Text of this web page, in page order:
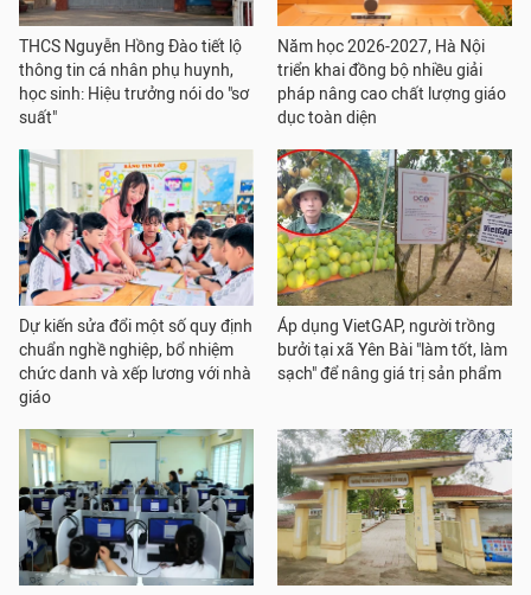
THCS Nguyễn Hồng Đào tiết lộ
thông tin cá nhân phụ huynh,
học sinh: Hiệu trưởng nói do "sơ
suất"
Năm học 2026-2027, Hà Nội
triển khai đồng bộ nhiều giải
pháp nâng cao chất lượng giáo
dục toàn diện
Dự kiến sửa đổi một số quy định
chuẩn nghề nghiệp, bổ nhiệm
chức danh và xếp lương với nhà
giáo
Áp dụng VietGAP, người trồng
bưởi tại xã Yên Bài "làm tốt, làm
sạch" để nâng giá trị sản phẩm